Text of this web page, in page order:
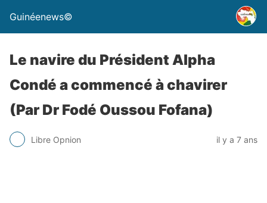
Guinéenews©
Le navire du Président Alpha
Condé a commencé à chavirer
(Par Dr Fodé Oussou Fofana)
Libre Opnion il y a 7 ans